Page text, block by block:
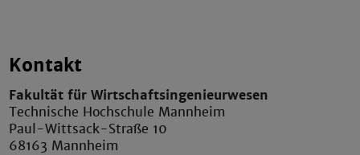
Kontakt
Fakultät für Wirtschaftsingenieurwesen
Technische Hochschule Mannheim
Paul-Wittsack-Straße 10
68163 Mannheim